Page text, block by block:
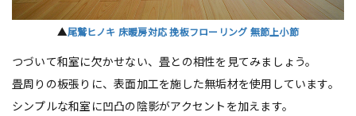
▲尾鷲ヒノキ 床暖房対応 挽板フローリング 無節上小節
つづいて和室に欠かせない、畳との相性を見てみましょう。
畳周りの板張りに、表面加工を施した無垢材を使用しています。
シンプルな和室に凹凸の陰影がアクセントを加えます。